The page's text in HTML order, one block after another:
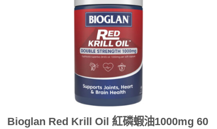
Bioglan Red Krill Oil 紅磷蝦油1000mg 60